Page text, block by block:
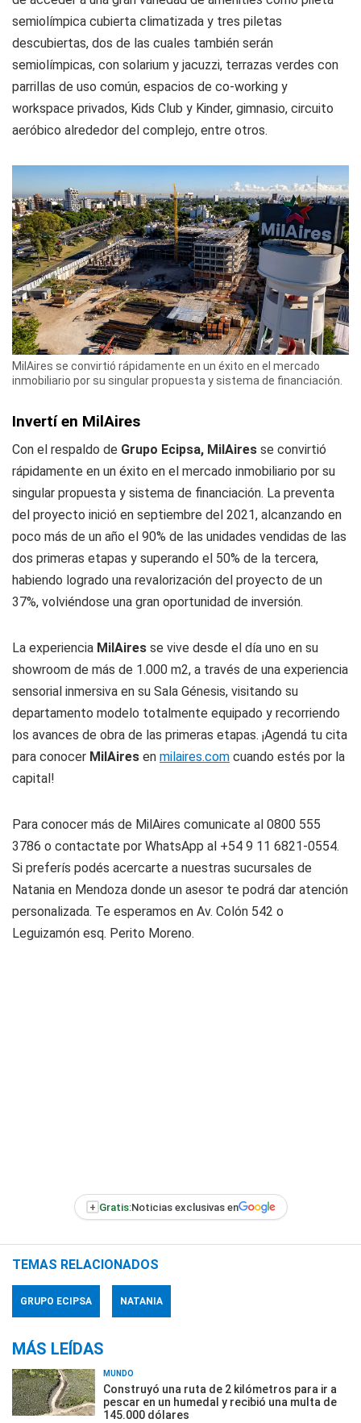
semiolímpica cubierta climatizada y tres piletas
descubiertas, dos de las cuales también serán
semiolímpicas, con solarium y jacuzzi, terrazas verdes con
parrillas de uso común, espacios de co-working y
workspace privados, Kids Club y Kinder, gimnasio, circuito
aeróbico alrededor del complejo, entre otros.
MilAires se convirtió rápidamente en un éxito en el mercado
inmobiliario por su singular propuesta y sistema de financiación.
Invertí en MilAires
Con el respaldo de Grupo Ecipsa, MilAires se convirtió
rápidamente en un éxito en el mercado inmobiliario por su
singular propuesta y sistema de financiación. La preventa
del proyecto inició en septiembre del 2021, alcanzando en
poco más de un año el 90% de las unidades vendidas de las
dos primeras etapas y superando el 50% de la tercera,
habiendo logrado una revalorización del proyecto de un
37%, volviéndose una gran oportunidad de inversión.
La experiencia MilAires se vive desde el día uno en su
showroom de más de 1.000 m2, a través de una experiencia
sensorial inmersiva en su Sala Génesis, visitando su
departamento modelo totalmente equipado y recorriendo
los avances de obra de las primeras etapas. ¡Agendá tu cita
para conocer MilAires en milaires.com cuando estés por la
capital!
Para conocer más de MilAires comunicate al 0800 555
3786 o contactate por WhatsApp al +54 9 11 6821-0554.
Si preferís podés acercarte a nuestras sucursales de
Natania en Mendoza donde un asesor te podrá dar atención
personalizada. Te esperamos en Av. Colón 542 o
Leguizamón esq. Perito Moreno.
+ Gratis:Noticias exclusivas en
TEMAS RELACIONADOS
GRUPO ECIPSA NATANIA
MÁS LEÍDAS
MUNDO
Construyó una ruta de 2 kilómetros para ir a
pescar en un humedal y recibió una multa de
145.000 dólares